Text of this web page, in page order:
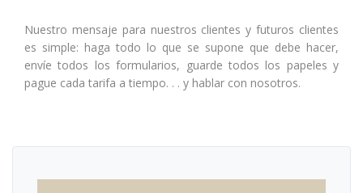
Nuestro mensaje para nuestros clientes y futuros clientes
es simple: haga todo lo que se supone que debe hacer,
envíe todos los formularios, guarde todos los papeles y
pague cada tarifa a tiempo. . . y hablar con nosotros.